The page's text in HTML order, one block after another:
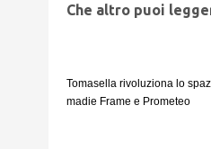
Che altro puoi
Tomasella rivoluziona lo
madie Frame e Prometeo